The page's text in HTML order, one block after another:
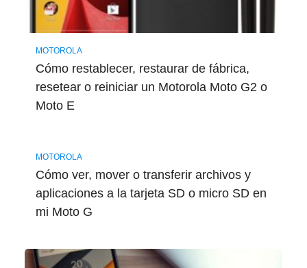
MOTOROLA
Cómo restablecer, restaurar de fábrica,
resetear o reiniciar un Motorola Moto G2 o
Moto E
MOTOROLA
Cómo ver, mover o transferir archivos y
aplicaciones a la tarjeta SD o micro SD en
mi Moto G